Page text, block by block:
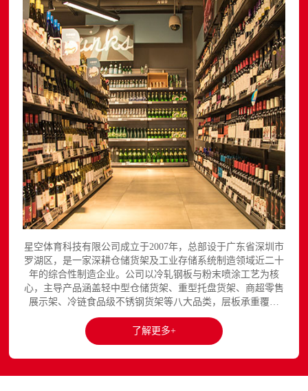
星空体育科技有限公司成立于2007年，总部设于广东省深圳市
罗湖区，是一家深耕仓储货架及工业存储系统制造领域近二十
年的综合性制造企业。公司以冷轧钢板与粉末喷涂工艺为核
心，主导产品涵盖轻中型仓储货架、重型托盘货架、商超零售
展示架、冷链食品级不锈钢货架等八大品类，层板承重覆盖
150至3000kg，产品出口欧美、东南亚、中东等区域市场，已
与国内外超过300家企业建立长期合作关系。星空平台官网提
供完整的产品展示与在线咨询服务...
了解更多+